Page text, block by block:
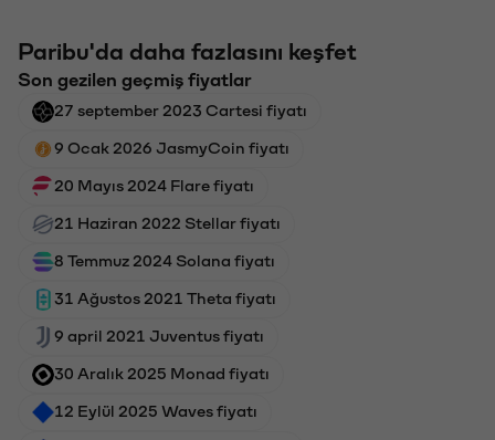
Paribu'da daha fazlasını keşfet
Son gezilen geçmiş fiyatlar
27 september 2023 Cartesi fiyatı
9 Ocak 2026 JasmyCoin fiyatı
20 Mayıs 2024 Flare fiyatı
21 Haziran 2022 Stellar fiyatı
8 Temmuz 2024 Solana fiyatı
31 Ağustos 2021 Theta fiyatı
9 april 2021 Juventus fiyatı
30 Aralık 2025 Monad fiyatı
12 Eylül 2025 Waves fiyatı